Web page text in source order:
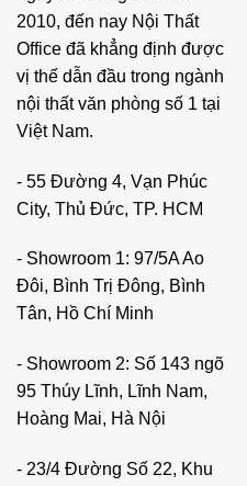
2010, đến nay Nội Thất
Office đã khẳng định được
vị thế dẫn đầu trong ngành
nội thất văn phòng số 1 tại
Việt Nam.
- 55 Đường 4, Vạn Phúc
City, Thủ Đức, TP. HCM
- Showroom 1: 97/5A Ao
Đôi, Bình Trị Đông, Bình
Tân, Hồ Chí Minh
- Showroom 2: Số 143 ngõ
95 Thúy Lĩnh, Lĩnh Nam,
Hoàng Mai, Hà Nội
- 23/4 Đường Số 22, Khu